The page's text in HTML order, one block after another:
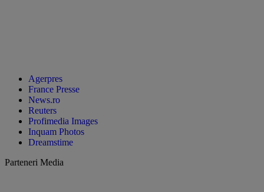
Agerpres
France Presse
News.ro
Reuters
Profimedia Images
Inquam Photos
Dreamstime
Parteneri Media